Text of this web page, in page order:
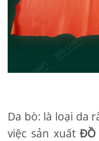
Da bò: là loại da
việc sản xuấtĐỒ